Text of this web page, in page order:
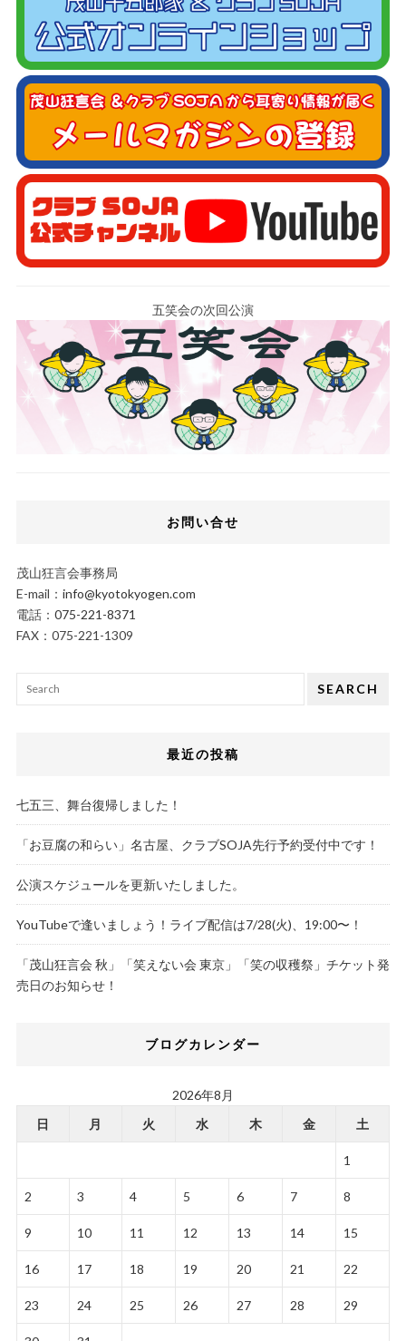
五笑会の次回公演
お問い合せ
茂山狂言会事務局
E-mail： info@kyotokyogen.com
電話： 075-221-8371
FAX：075-221-1309
SEARCH
最近の投稿
七五三、舞台復帰しました！
「お豆腐の和らい」名古屋、クラブSOJA先行予約受付中です！
公演スケジュールを更新いたしました。
YouTubeで逢いましょう！ライブ配信は7/28(火)、19:00〜！
「茂山狂言会 秋」「笑えない会 東京」「笑の収穫祭」チケット発
売日のお知らせ！
ブログカレンダー
2026年8月
日
月 火 水 木 金 土
1
2 3 4 5 6 7 8
9 10 11 12 13 14 15
16 17 18 19 20 21 22
23 24 25 26 27 28 29